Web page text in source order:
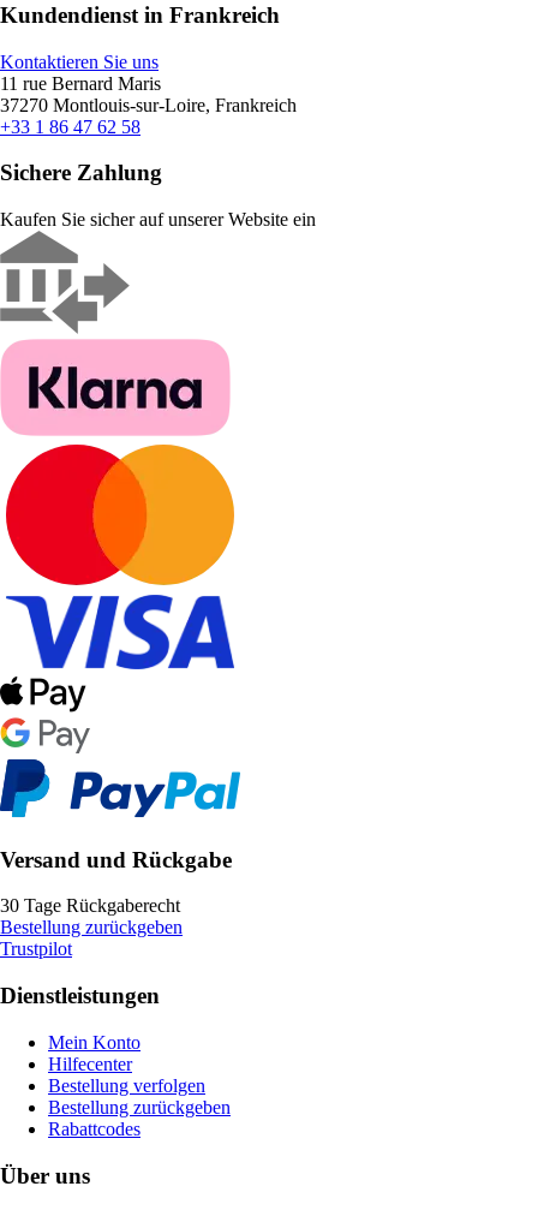
Kundendienst in Frankreich
Kontaktieren Sie uns
11 rue Bernard Maris
37270 Montlouis-sur-Loire, Frankreich
+33 1 86 47 62 58
Sichere Zahlung
Kaufen Sie sicher auf unserer Website ein
Versand und Rückgabe
30 Tage Rückgaberecht
Bestellung zurückgeben
Trustpilot
Dienstleistungen
Mein Konto
Hilfecenter
Bestellung verfolgen
Bestellung zurückgeben
Rabattcodes
Über uns